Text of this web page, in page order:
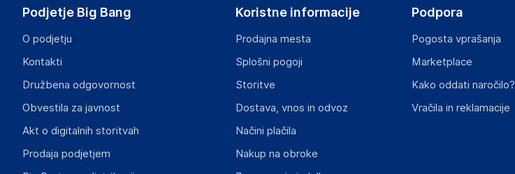
Podjetje Big Bang
O podjetju
Kontakti
Družbena odgovornost
Obvestila za javnost
Akt o digitalnih storitvah
Prodaja podjetjem
Koristne informacije
Prodajna mesta
Splošni pogoji
Storitve
Dostava, vnos in odvoz
Načini plačila
Nakup na obroke
Podpora
Pogosta vprašanja
Marketplace
Kako oddati naročilo?
Vračila in reklamacije